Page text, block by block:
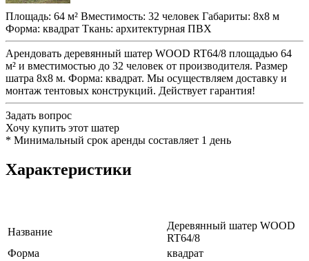
Площадь: 64 м² Вместимость: 32 человек Габариты: 8x8 м
Форма: квадрат Ткань: архитектурная ПВХ
Арендовать деревянный шатер WOOD RT64/8 площадью 64
м² и вместимостью до 32 человек от производителя. Размер
шатра 8x8 м. Форма: квадрат. Мы осуществляем доставку и
монтаж тентовых конструкций. Действует гарантия!
Задать вопрос
Хочу купить этот шатер
* Минимальный срок аренды составляет 1 день
Характеристики
Название
Деревянный шатер WOOD
RT64/8
Форма
квадрат